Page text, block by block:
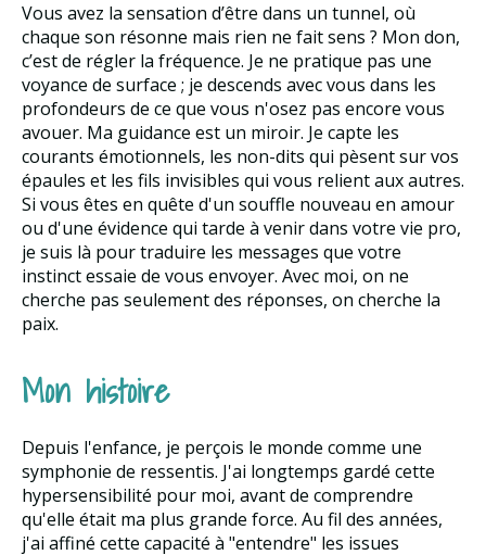
Vous avez la sensation d’être dans un tunnel, où
chaque son résonne mais rien ne fait sens ? Mon don,
c’est de régler la fréquence. Je ne pratique pas une
voyance de surface ; je descends avec vous dans les
profondeurs de ce que vous n'osez pas encore vous
avouer. Ma guidance est un miroir. Je capte les
courants émotionnels, les non-dits qui pèsent sur vos
épaules et les fils invisibles qui vous relient aux autres.
Si vous êtes en quête d'un souffle nouveau en amour
ou d'une évidence qui tarde à venir dans votre vie pro,
je suis là pour traduire les messages que votre
instinct essaie de vous envoyer. Avec moi, on ne
cherche pas seulement des réponses, on cherche la
paix.
Mon histoire
Depuis l'enfance, je perçois le monde comme une
symphonie de ressentis. J'ai longtemps gardé cette
hypersensibilité pour moi, avant de comprendre
qu'elle était ma plus grande force. Au fil des années,
j'ai affiné cette capacité à "entendre" les issues